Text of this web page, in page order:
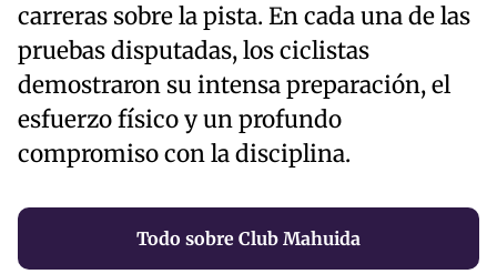
carreras sobre la pista. En cada una de las
pruebas disputadas, los ciclistas
demostraron su intensa preparación, el
esfuerzo físico y un profundo
compromiso con la disciplina.
Todo sobre Club Mahuida